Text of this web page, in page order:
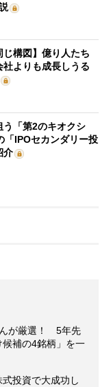
じ構図】億り人たち
よりも成長しうる
う「第2のキオクシ
「IPOセカンダリー投
介
んが厳選！ 5年先
補の4銘柄」を一
投資で大成功し